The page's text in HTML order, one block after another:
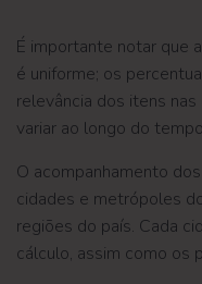
É importante notar que
é uniforme; os
relevância dos itens
variar ao longo do
O acompanhamento
cidades e metrópoles
regiões do país. Cada
cálculo, assim como os